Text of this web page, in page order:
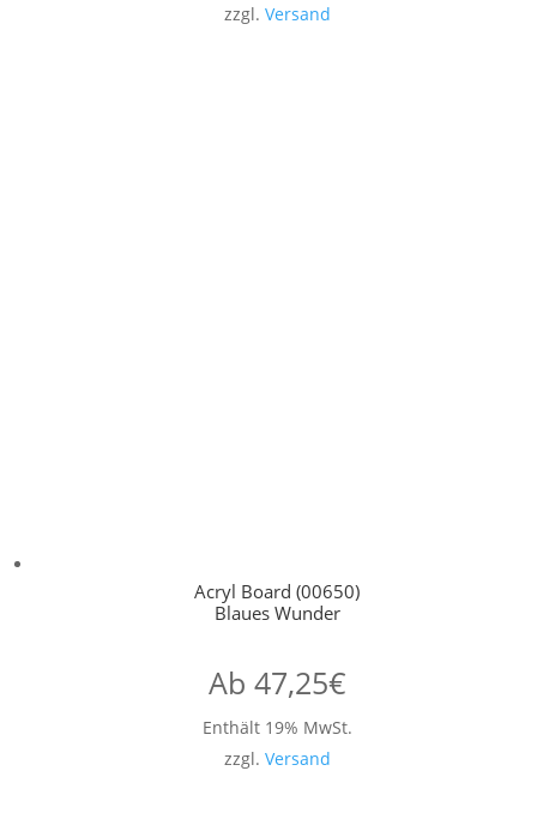
zzgl. Versand
Acryl Board (00650)
Blaues Wunder
Ab 47,25€
Enthält 19% MwSt.
zzgl. Versand